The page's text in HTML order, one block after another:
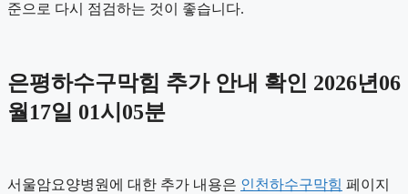
준으로 다시 점검하는 것이 좋습니다.
은평하수구막힘 추가 안내 확인 2026년06
월17일 01시05분
서울암요양병원에 대한 추가 내용은 인천하수구막힘 페이지